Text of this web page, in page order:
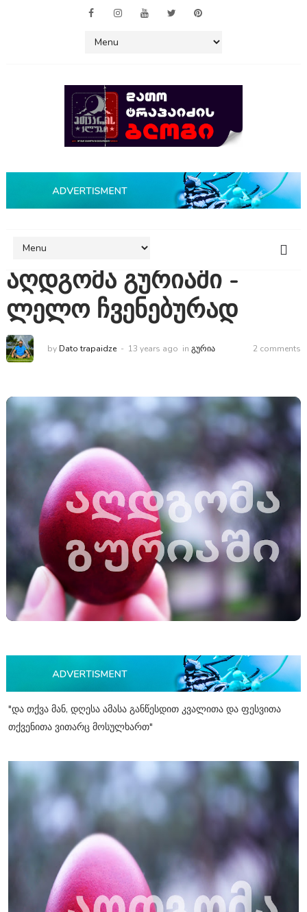
აღდგომა გურიაში -
ლელო ჩვენებურად
by Dato trapaidze 13 years ago in ᲒᲣᲠᲘᲐ 2 comments
"და თქვა მან, დღესა ამასა განწესდით კვალითა და ფესვითა
თქვენითა ვითარც მოსულხართ"